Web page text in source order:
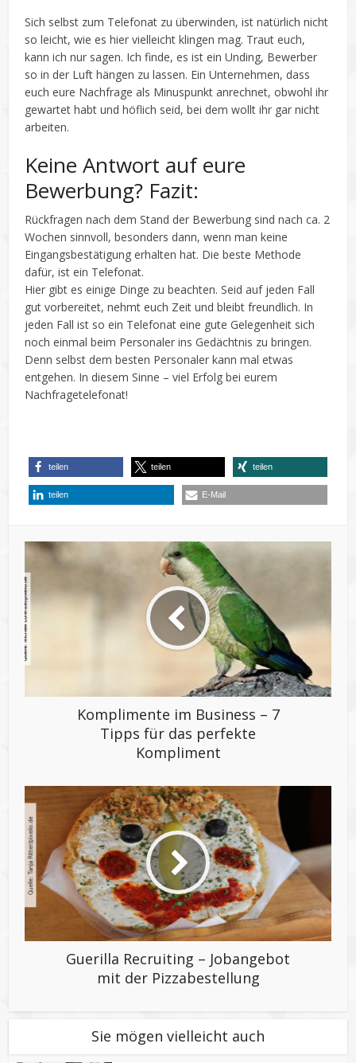
Sich selbst zum Telefonat zu überwinden, ist natürlich nicht
so leicht, wie es hier vielleicht klingen mag. Traut euch,
kann ich nur sagen. Ich finde, es ist ein Unding, Bewerber
so in der Luft hängen zu lassen. Ein Unternehmen, dass
euch eure Nachfrage als Minuspunkt anrechnet, obwohl ihr
gewartet habt und höflich seid, bei dem wollt ihr gar nicht
arbeiten.
Keine Antwort auf eure
Bewerbung? Fazit:
Rückfragen nach dem Stand der Bewerbung sind nach ca. 2
Wochen sinnvoll, besonders dann, wenn man keine
Eingangsbestätigung erhalten hat. Die beste Methode
dafür, ist ein Telefonat.
Hier gibt es einige Dinge zu beachten. Seid auf jeden Fall
gut vorbereitet, nehmt euch Zeit und bleibt freundlich. In
jeden Fall ist so ein Telefonat eine gute Gelegenheit sich
noch einmal beim Personaler ins Gedächtnis zu bringen.
Denn selbst dem besten Personaler kann mal etwas
entgehen. In diesem Sinne – viel Erfolg bei eurem
Nachfragetelefonat!
teilen teilen teilen
teilen E-Mail
Komplimente im Business – 7
Tipps für das perfekte
Kompliment
Guerilla Recruiting – Jobangebot
mit der Pizzabestellung
Sie mögen vielleicht auch